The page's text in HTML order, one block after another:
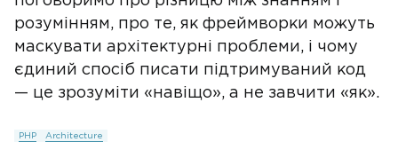
розумінням, про те, як фреймворки можуть
маскувати архітектурні проблеми, і чому
єдиний спосіб писати підтримуваний код
— це зрозуміти «навіщо», а не завчити «як».
PHP Architecture